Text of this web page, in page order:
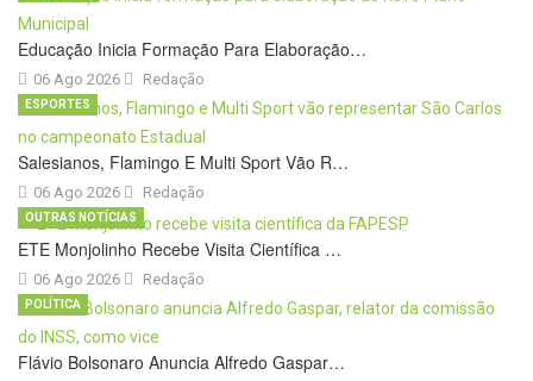
Educação Inicia Formação Para Elaboração…
06 Ago 2026 Redação
Salesianos, Flamingo E Multi Sport Vão R…
06 Ago 2026
ESPORTES
Redação
ETE Monjolinho Recebe Visita Científica …
06 Ago 2026
OUTRAS NOTÍCIAS
Redação
Flávio Bolsonaro Anuncia Alfredo Gaspar…
POLÍTICA